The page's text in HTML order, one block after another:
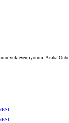
yükleyemiyorum. Acaba